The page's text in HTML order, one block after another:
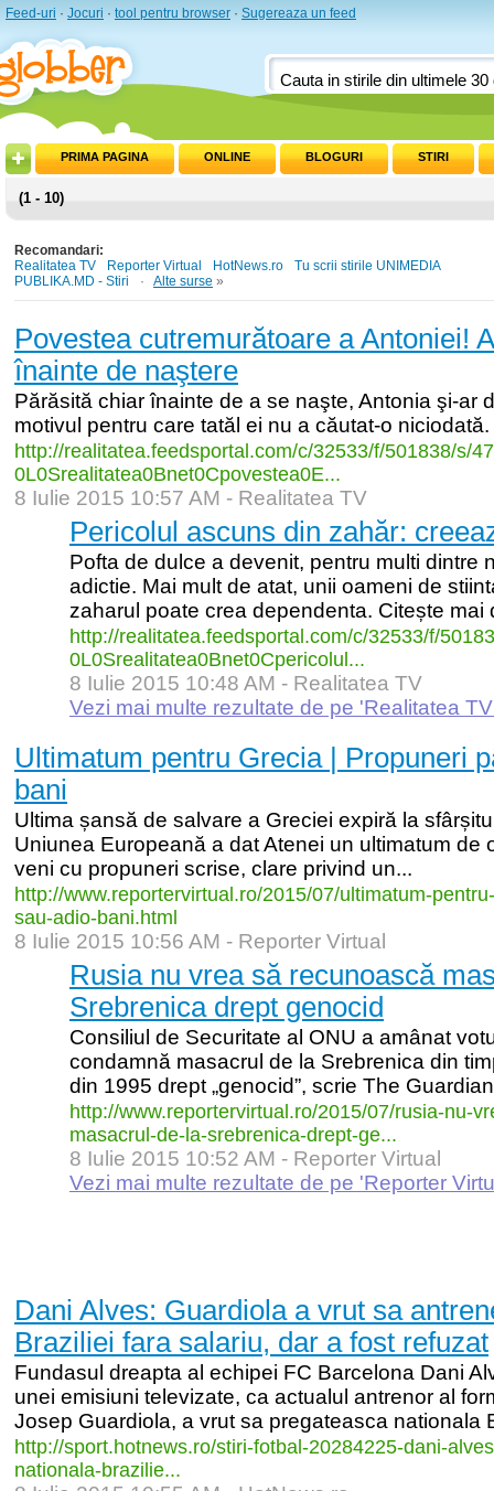
Feed-uri · Jocuri · tool pentru browser · Sugereaza un feed
PRIMA PAGINA ONLINE BLOGURI STIRI
(1 - 10)
Recomandari:
Realitatea TV
Reporter Virtual HotNews.ro
Tu scrii stirile UNIMEDIA
PUBLIKA.MD - Stiri
· Alte surse »
Povestea cutremurătoare a Antoniei!
înainte de naştere
Părăsită chiar înainte de a se naşte, Antonia şi-ar
motivul pentru care tatăl ei nu a căutat-o
http://realitatea.feedsportal.com/c/32533/f/501838/s/
0L0Srealitatea0Bnet0Cpovestea0E...
8 Iulie 2015 10:57 AM - Realitatea TV
Pericolul ascuns din zahăr:
Pofta de dulce a devenit, pentru multi dintre
adictie. Mai mult de atat, unii oameni de
zaharul poate crea dependenta. Citește mai
http://realitatea.feedsportal.com/c/32533/f/
0L0Srealitatea0Bnet0Cpericolul...
8 Iulie 2015 10:48 AM - Realitatea TV
Vezi mai multe rezultate de pe 'Realitatea
Ultimatum pentru Grecia | Propuneri
bani
Ultima șansă de salvare a Greciei expiră la
Uniunea Europeană a dat Atenei un ultimatum de
veni cu propuneri scrise, clare privind un...
http://www.reportervirtual.ro/2015/07/ultimatum-pentru-
sau-adio-bani.html
8 Iulie 2015 10:56 AM - Reporter Virtual
Rusia nu vrea să recunoască
Srebrenica drept genocid
Consiliul de Securitate al ONU a amânat
condamnă masacrul de la Srebrenica din
din 1995 drept „genocid”, scrie The
http://www.reportervirtual.ro/2015/07/rusia-nu-
masacrul-de- la-srebrenica-drept-ge...
8 Iulie 2015 10:52 AM - Reporter Virtual
Vezi mai multe rezultate de pe 'Reporter
Dani Alves: Guardiola a vrut sa
Braziliei fara salariu, dar a fost refuzat
Fundasul dreapta al echipei FC Barcelona Dani
unei emisiuni televizate, ca actualul antrenor al
Josep Guardiola, a vrut sa pregateasca nationala
http://sport.hotnews.ro/stiri-fotbal-20284225-dani-
nationala-brazilie...